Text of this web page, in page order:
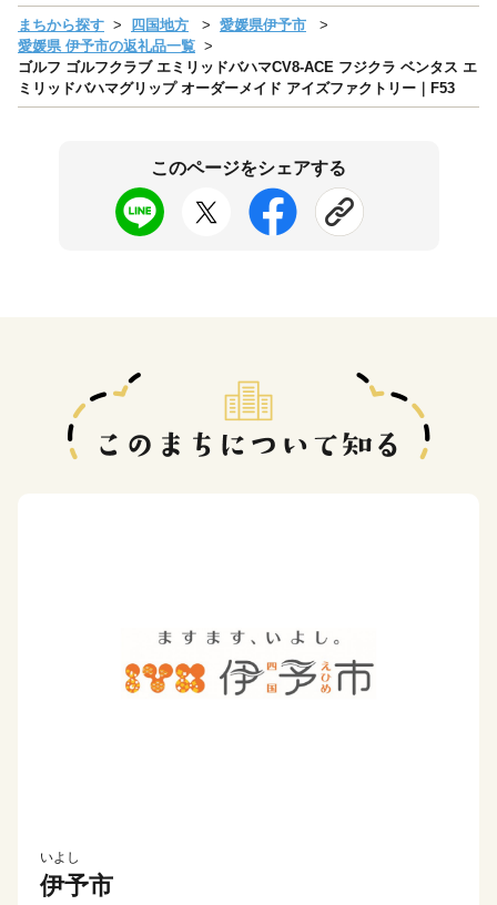
まちから探す 四国地方
愛媛県伊予市
愛媛県 伊予市の返礼品一覧
ゴルフ ゴルフクラブ エミリッドバハマCV8-ACE フジクラ ベンタス エ
ミリッドバハマグリップ オーダーメイド アイズファクトリー｜F53
このページをシェアする
いよし
伊予市